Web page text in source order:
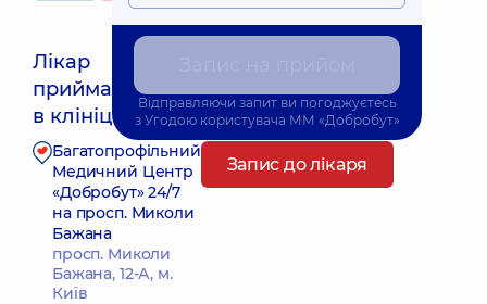
Лікар
приймає
в клініці
Найближчий час прийому: Завтра о 15:00
Багатопрофільний
Медичний Центр
«Добробут» 24/7
на просп. Миколи
Бажана
просп. Миколи
Бажана, 12-А, м.
Київ
Запис до лікаря
Відправляючи запит ви погоджуєтесь
з Угодою користувача ММ «Добробут»